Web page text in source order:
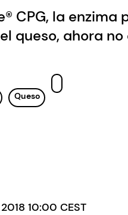
CPG, la
queso, ahora
Queso
10:00 CEST